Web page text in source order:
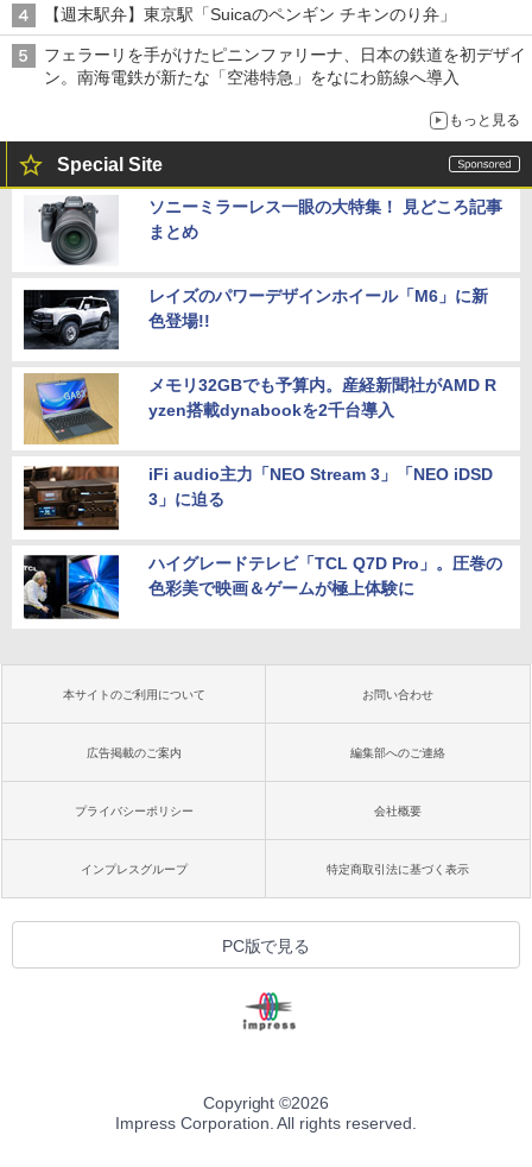
【週末駅弁】東京駅「Suicaのペンギン チキンのり弁」
フェラーリを手がけたピニンファリーナ、日本の鉄道を初デザイ
ン。南海電鉄が新たな「空港特急」をなにわ筋線へ導入
もっと見る
Special Site
ソニーミラーレス一眼の大特集！ 見どころ記事
まとめ
レイズのパワーデザインホイール「M6」に新
色登場!!
メモリ32GBでも予算内。産経新聞社がAMD R
yzen搭載dynabookを2千台導入
iFi audio主力「NEO Stream 3」「NEO iDSD
3」に迫る
ハイグレードテレビ「TCL Q7D Pro」。圧巻の
色彩美で映画＆ゲームが極上体験に
本サイトのご利用について お問い合わせ
広告掲載のご案内 編集部へのご連絡
プライバシーポリシー 会社概要
インプレスグループ 特定商取引法に基づく表示
PC版で見る
Copyright ©2026
Impress Corporation. All rights reserved.